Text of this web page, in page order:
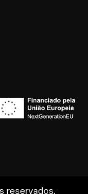
reservados.